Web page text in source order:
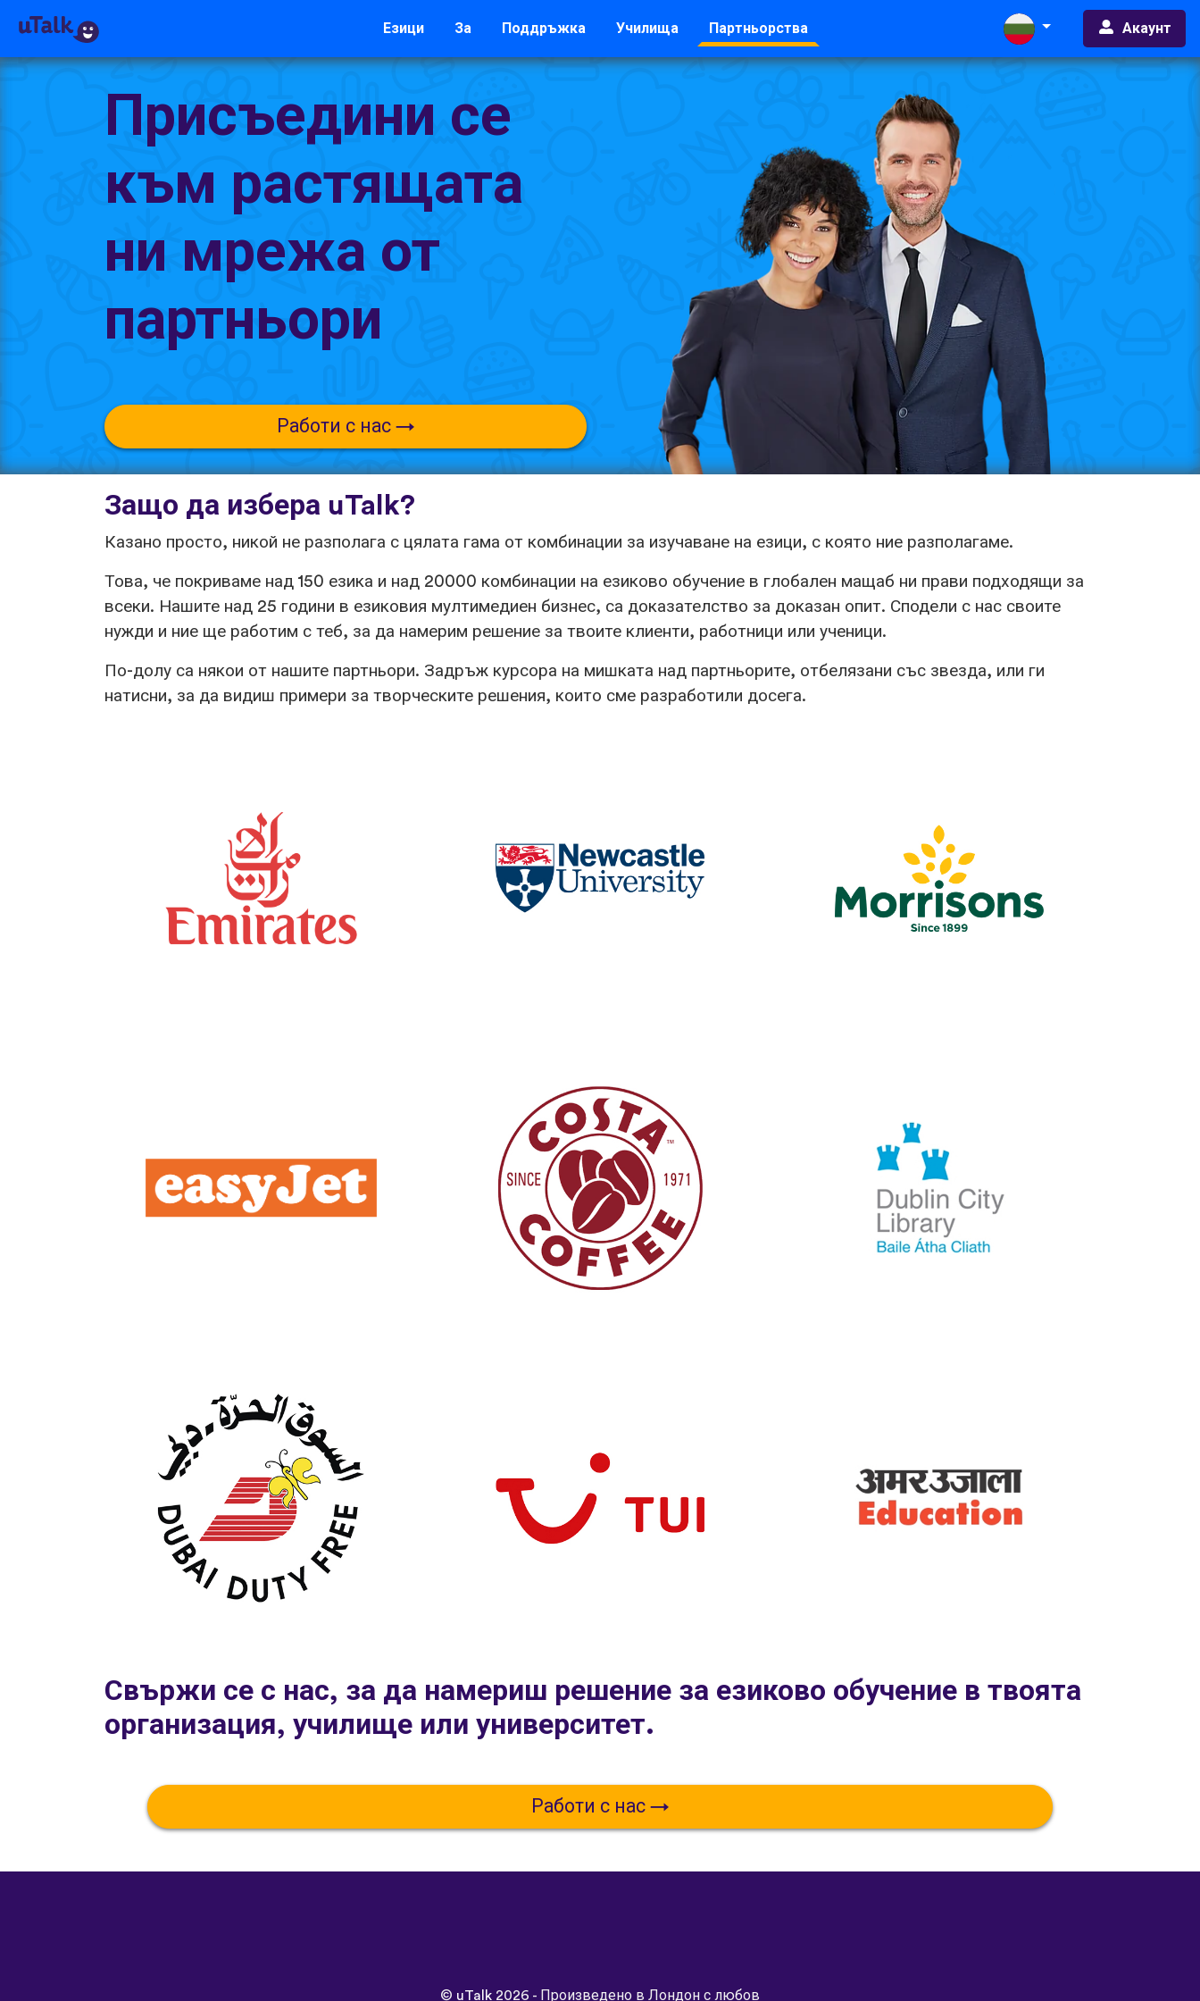
Езици За Поддръжка Училища Партньорства Акаунт
Присъедини се
към растящата
ни мрежа от
партньори
Работи с нас
Защо да избера uTalk?
Казано просто, никой не разполага с цялата гама от комбинации за изучаване на езици, с която ние разполагаме.
Това, че покриваме над 150 езика и над 20000 комбинации на езиково обучение в глобален мащаб ни прави подходящи за
всеки. Нашите над 25 години в езиковия мултимедиен бизнес, са доказателство за доказан опит. Сподели с нас своите
нужди и ние ще работим с теб, за да намерим решение за твоите клиенти, работници или ученици.
По-долу са някои от нашите партньори. Задръж курсора на мишката над партньорите, отбелязани със звезда, или ги
натисни, за да видиш примери за творческите решения, които сме разработили досега.
Свържи се с нас, за да намериш решение за езиково обучение в твоята
организация, училище или университет.
Работи с нас
© uTalk 2026 - Произведено в Лондон с любов